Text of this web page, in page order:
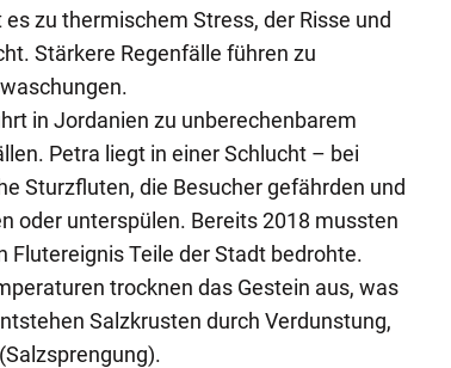
zu thermischem Stress, der Risse und
Stärkere Regenfälle führen zu
in Jordanien zu unberechenbarem
Petra liegt in einer Schlucht – bei
Sturzfluten, die Besucher gefährden und
oder unterspülen. Bereits 2018 mussten
Flutereignis Teile der Stadt bedrohte.
trocknen das Gestein aus, was
Salzkrusten durch Verdunstung,